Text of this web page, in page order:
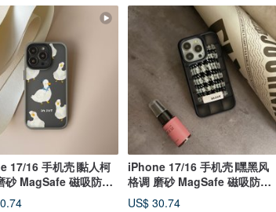
17/16 手机壳∣黏人柯
砂 MagSafe 磁吸防摔
iPhone 17/16 手机壳∣嘿黑风
格调 磨砂 MagSafe 磁吸防摔
手机壳
US$ 30.74